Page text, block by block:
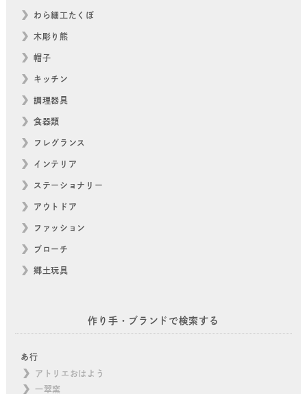
わら細工たくぼ
木彫り熊
帽子
キッチン
調理器具
食器類
フレグランス
インテリア
ステーショナリー
アウトドア
ファッション
ブローチ
郷土玩具
作り手・ブランドで検索する
あ行
アトリエおはよう
一翠窯